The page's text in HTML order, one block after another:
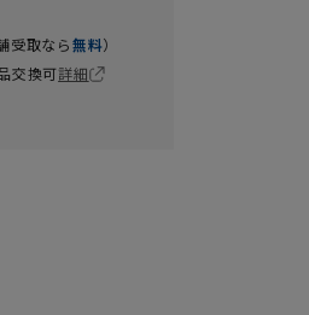
受取なら無料）
交換可詳細